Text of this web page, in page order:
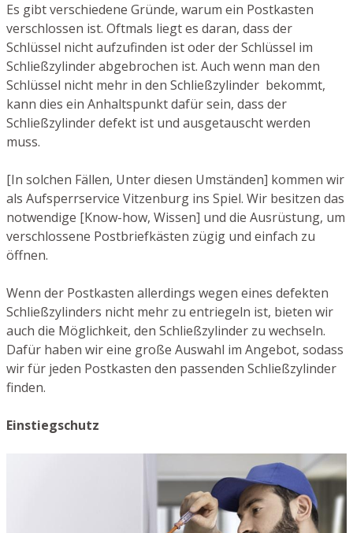
Es gibt verschiedene Gründe, warum ein Postkasten
verschlossen ist. Oftmals liegt es daran, dass der
Schlüssel nicht aufzufinden ist oder der Schlüssel im
Schließzylinder abgebrochen ist. Auch wenn man den
Schlüssel nicht mehr in den Schließzylinder bekommt,
kann dies ein Anhaltspunkt dafür sein, dass der
Schließzylinder defekt ist und ausgetauscht werden
muss.
[In solchen Fällen, Unter diesen Umständen] kommen wir
als Aufsperrservice Vitzenburg ins Spiel. Wir besitzen das
notwendige [Know-how, Wissen] und die Ausrüstung, um
verschlossene Postbriefkästen zügig und einfach zu
öffnen.
Wenn der Postkasten allerdings wegen eines defekten
Schließzylinders nicht mehr zu entriegeln ist, bieten wir
auch die Möglichkeit, den Schließzylinder zu wechseln.
Dafür haben wir eine große Auswahl im Angebot, sodass
wir für jeden Postkasten den passenden Schließzylinder
finden.
Einstiegschutz